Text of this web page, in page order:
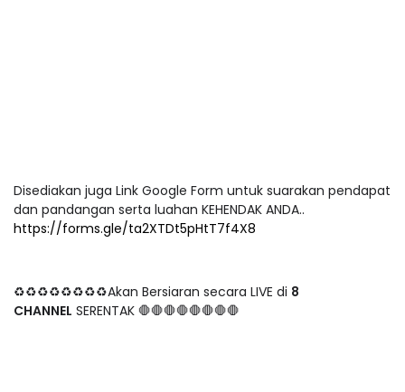
Disediakan juga Link Google Form untuk suarakan pendapat
dan pandangan serta luahan KEHENDAK ANDA..
https://forms.gle/ta2XTDt5pHtT7f4X8
♻️♻️♻️♻️♻️♻️♻️♻️Akan Bersiaran secara LIVE di 8
CHANNEL SERENTAK 🛑🛑🛑🛑🛑🛑🛑🛑